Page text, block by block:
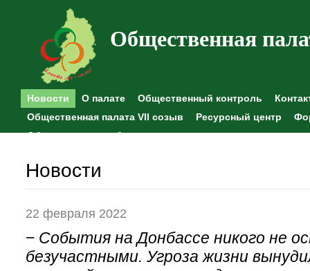
Общественная
Новости О палате Общественный контроль
Общественная палата VII созыв
Ресурсный центр
Общественные наблюдения
Новости
22 февраля 2022
− События на Донбассе никого не
безучастными. Угроза жизни